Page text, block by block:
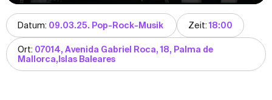
Datum: 09.03.25. Pop-Rock-Musik Zeit:18:00
Ort: 07014, Avenida Gabriel Roca, 18, Palma de
Mallorca,Islas Baleares